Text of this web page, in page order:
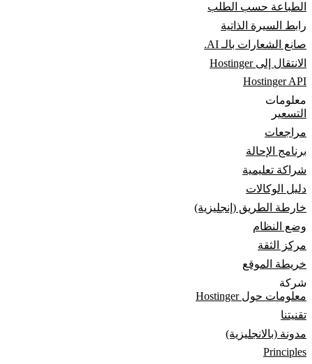
الطباعة حسب الطلب
رابط السيرة الذاتية
صانع الشعارات بالـ AI.
الانتقال إلى Hostinger
Hostinger API
معلومات
التسعير
مراجعات
برنامج الإحالة
شراكة تعليمية
دليل الوكالات
خارطة الطريق (إنجليزية)
وضع النظام
مركز الثقة
خريطة الموقع
شركة
معلومات حول Hostinger
تقنيتنا
مدونة (بالانجليزية)
Principles